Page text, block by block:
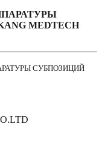
MEDTECH
СУБПОЗИЦИЙ